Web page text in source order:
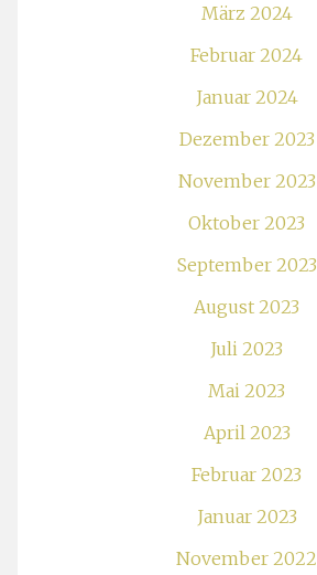
März 2024
Februar 2024
Januar 2024
Dezember 2023
November 2023
Oktober 2023
September 2023
August 2023
Juli 2023
Mai 2023
April 2023
Februar 2023
Januar 2023
November 2022